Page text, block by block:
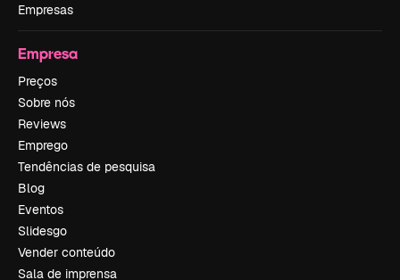
Empresas
Empresa
Preços
Sobre nós
Reviews
Emprego
Tendências de pesquisa
Blog
Eventos
Slidesgo
Vender conteúdo
Sala de imprensa